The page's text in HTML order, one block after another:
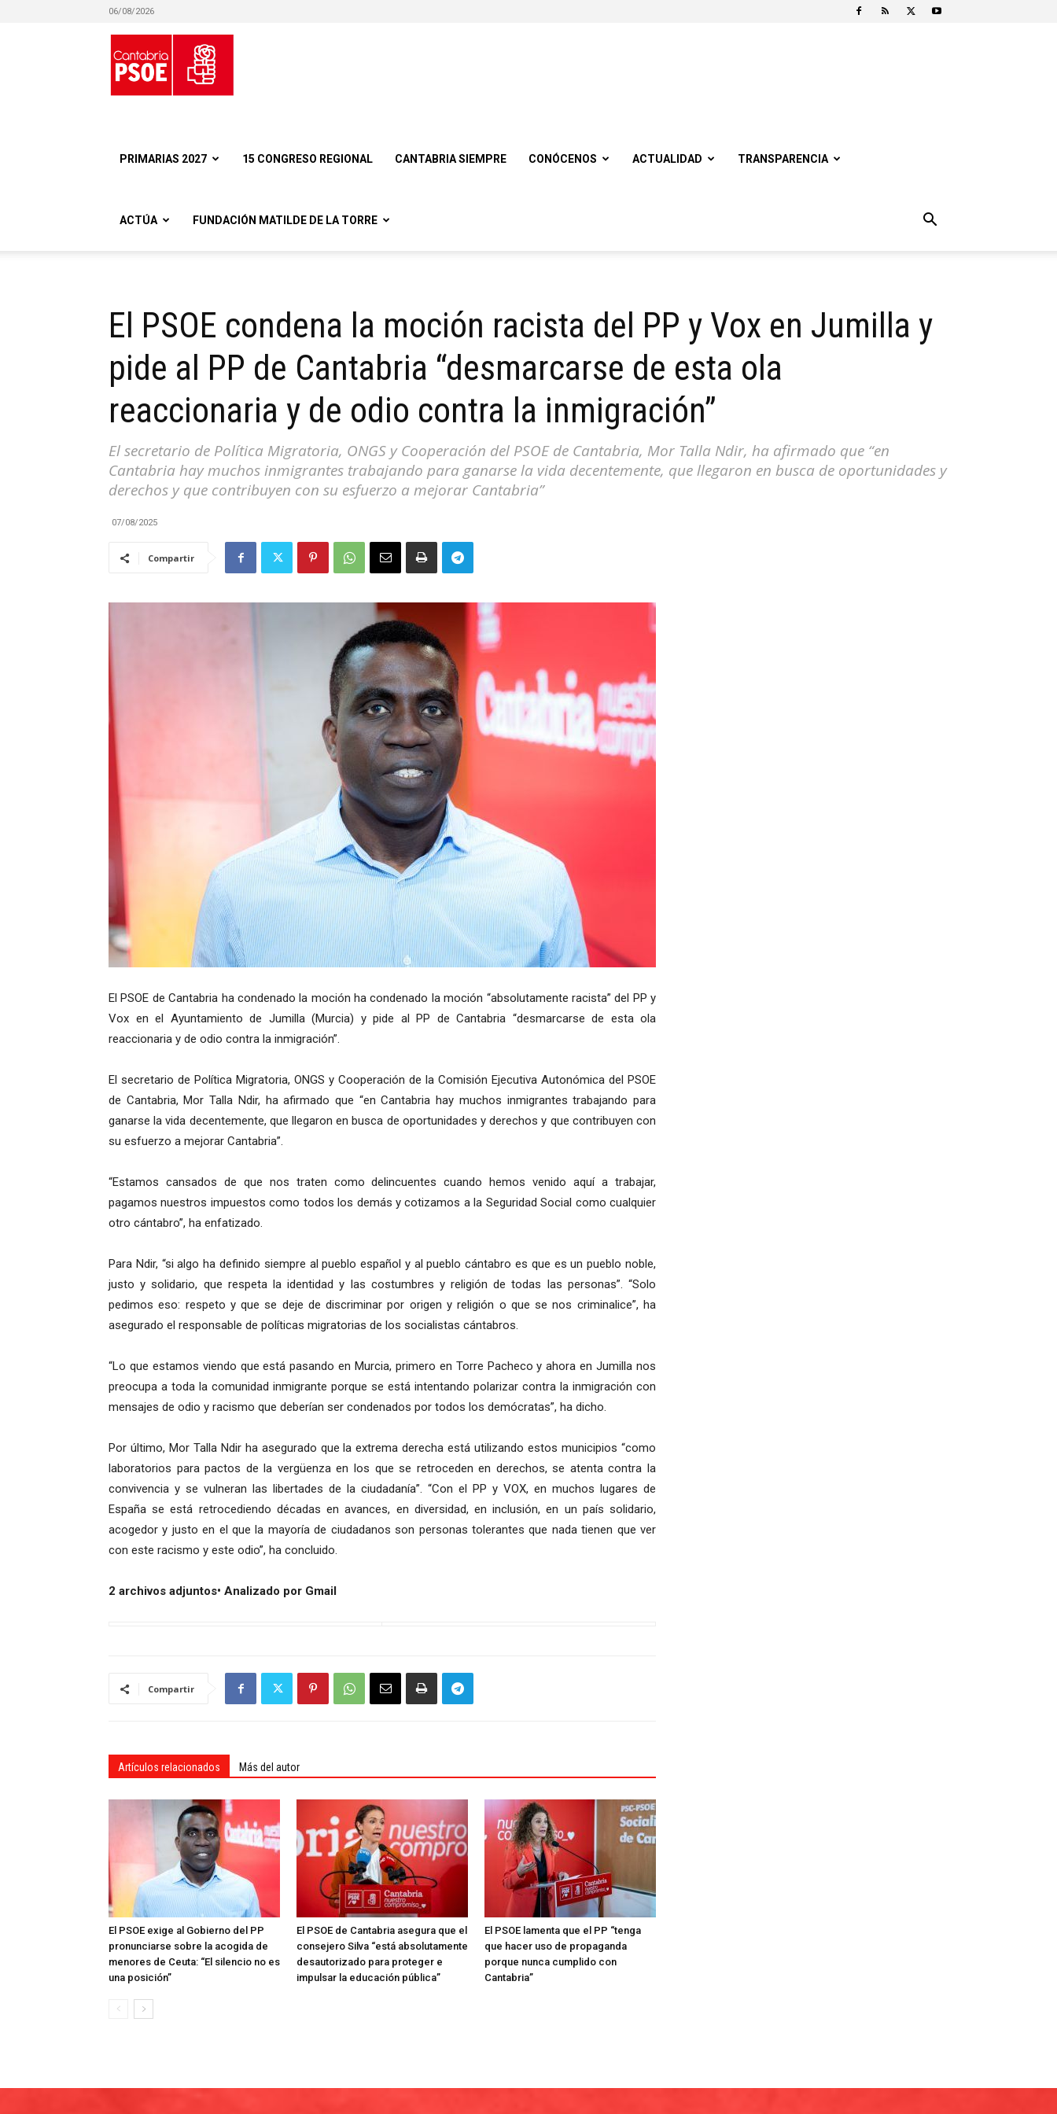
06/08/2026
Cantabria
PRIMARIAS 2027 15 CONGRESO REGIONAL CANTABRIA SIEMPRE CONÓCENOS ACTUALIDAD TRANSPARENCIA
ACTÚA FUNDACIÓN MATILDE DE LA TORRE
El PSOE condena la moción racista del PP y Vox en Jumilla y
pide al PP de Cantabria “desmarcarse de esta ola
reaccionaria y de odio contra la inmigración”
El secretario de Política Migratoria, ONGS y Cooperación del PSOE de Cantabria, Mor Talla Ndir, ha afirmado que “en
Cantabria hay muchos inmigrantes trabajando para ganarse la vida decentemente, que llegaron en busca de oportunidades y
derechos y que contribuyen con su esfuerzo a mejorar Cantabria”
07/08/2025
Compartir
El PSOE de Cantabria ha condenado la moción ha condenado la moción “absolutamente racista” del PP y
Vox en el Ayuntamiento de Jumilla (Murcia) y pide al PP de Cantabria “desmarcarse de esta ola
reaccionaria y de odio contra la inmigración”.
El secretario de Política Migratoria, ONGS y Cooperación de la Comisión Ejecutiva Autonómica del PSOE
de Cantabria, Mor Talla Ndir, ha afirmado que “en Cantabria hay muchos inmigrantes trabajando para
ganarse la vida decentemente, que llegaron en busca de oportunidades y derechos y que contribuyen con
su esfuerzo a mejorar Cantabria”.
“Estamos cansados de que nos traten como delincuentes cuando hemos venido aquí a trabajar,
pagamos nuestros impuestos como todos los demás y cotizamos a la Seguridad Social como cualquier
otro cántabro”, ha enfatizado.
Para Ndir, “si algo ha definido siempre al pueblo español y al pueblo cántabro es que es un pueblo noble,
justo y solidario, que respeta la identidad y las costumbres y religión de todas las personas”. “Solo
pedimos eso: respeto y que se deje de discriminar por origen y religión o que se nos criminalice”, ha
asegurado el responsable de políticas migratorias de los socialistas cántabros.
“Lo que estamos viendo que está pasando en Murcia, primero en Torre Pacheco y ahora en Jumilla nos
preocupa a toda la comunidad inmigrante porque se está intentando polarizar contra la inmigración con
mensajes de odio y racismo que deberían ser condenados por todos los demócratas”, ha dicho.
Por último, Mor Talla Ndir ha asegurado que la extrema derecha está utilizando estos municipios “como
laboratorios para pactos de la vergüenza en los que se retroceden en derechos, se atenta contra la
convivencia y se vulneran las libertades de la ciudadanía”. “Con el PP y VOX, en muchos lugares de
España se está retrocediendo décadas en avances, en diversidad, en inclusión, en un país solidario,
acogedor y justo en el que la mayoría de ciudadanos son personas tolerantes que nada tienen que ver
con este racismo y este odio”, ha concluido.
2 archivos adjuntos• Analizado por Gmail
Compartir
Artículos relacionados Más del autor
El PSOE exige al Gobierno del PP
pronunciarse sobre la acogida de
menores de Ceuta: “El silencio no es
una posición”
El PSOE de Cantabria asegura que el
consejero Silva “está absolutamente
desautorizado para proteger e
impulsar la educación pública”
El PSOE lamenta que el PP “tenga
que hacer uso de propaganda
porque nunca cumplido con
Cantabria”